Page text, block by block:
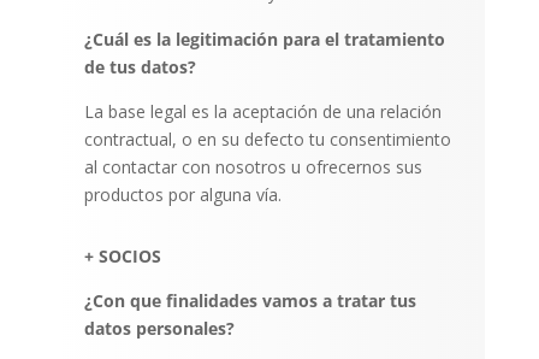
¿Cuál es la legitimación para el tratamiento
de tus datos?
La base legal es la aceptación de una relación
contractual, o en su defecto tu consentimiento
al contactar con nosotros u ofrecernos sus
productos por alguna vía.
+ SOCIOS
¿Con que finalidades vamos a tratar tus
datos personales?